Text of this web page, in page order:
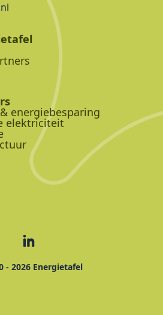
energiebesparing
elektriciteit
- 2026 Energietafel